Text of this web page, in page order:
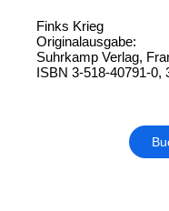
Finks Krieg
Originalausgabe:
Suhrkamp Verlag,
ISBN 3-518-40791-0,